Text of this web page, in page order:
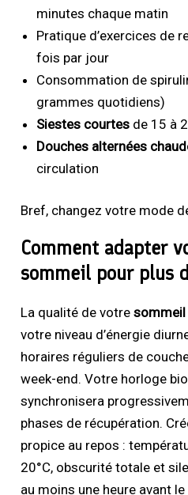
minutes chaque matin
Pratique d’exercices de
fois par jour
Consommation de
grammes quotidiens)
Siestes courtes de 15 à
Douches alternées
circulation
Bref, changez votre mode
Comment adapter
sommeil pour plus
La qualité de votresommeil
votre niveau d’énergie
horaires réguliers de
week-end. Votre horloge
synchronisera
phases de récupération.
propice au repos :
20°C, obscurité totale et
au moins une heure avant